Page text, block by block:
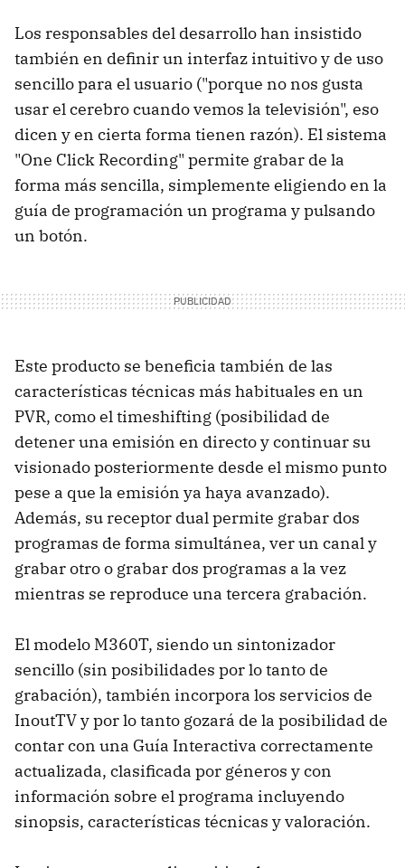
Los responsables del desarrollo han insistido
también en definir un interfaz intuitivo y de uso
sencillo para el usuario ("porque no nos gusta
usar el cerebro cuando vemos la televisión", eso
dicen y en cierta forma tienen razón). El sistema
"One Click Recording" permite grabar de la
forma más sencilla, simplemente eligiendo en la
guía de programación un programa y pulsando
un botón.
Este producto se beneficia también de las
características técnicas más habituales en un
PVR, como el timeshifting (posibilidad de
detener una emisión en directo y continuar su
visionado posteriormente desde el mismo punto
pese a que la emisión ya haya avanzado).
Además, su receptor dual permite grabar dos
programas de forma simultánea, ver un canal y
grabar otro o grabar dos programas a la vez
mientras se reproduce una tercera grabación.
El modelo M360T, siendo un sintonizador
sencillo (sin posibilidades por lo tanto de
grabación), también incorpora los servicios de
InoutTV y por lo tanto gozará de la posibilidad de
contar con una Guía Interactiva correctamente
actualizada, clasificada por géneros y con
información sobre el programa incluyendo
sinopsis, características técnicas y valoración.